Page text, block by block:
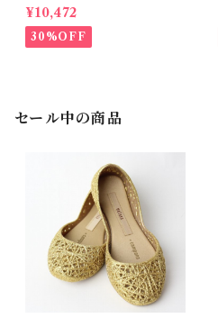
t Green Gingham (12・24ｍ)
¥10,472
30%OFF
セール中の商品